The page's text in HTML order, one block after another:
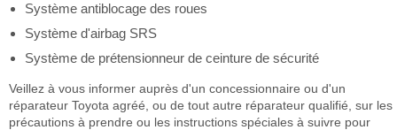
Système antiblocage des roues
Système d'airbag SRS
Système de prétensionneur de ceinture de sécurité
Veillez à vous informer auprès d'un concessionnaire ou d'un
réparateur Toyota agréé, ou de tout autre réparateur qualifié, sur les
précautions à prendre ou les instructions spéciales à suivre pour